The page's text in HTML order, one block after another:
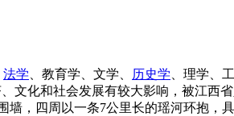
法学 、教育学、文学、 历史学 、理学、
文化和社会发展有较大影响，被江西
，四周以一条7公里长的瑶河环抱，